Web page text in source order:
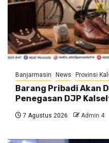
Banjarmasin News Provinsi
Barang Pribadi Akan
Penegasan DJP
7 Agustus 2026 Admin 4